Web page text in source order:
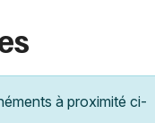
à proximité ci-